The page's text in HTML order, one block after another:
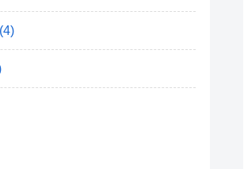
(4)